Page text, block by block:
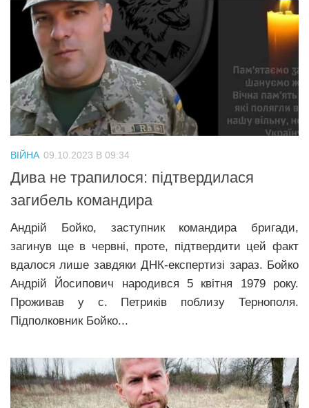
ВІЙНА 09.10.2023 В 09:34
Дива не трапилося: підтвердилася
загибель командира
Андрій Бойко, заступник командира бригади,
загинув ще в червні, проте, підтвердити цей факт
вдалося лише завдяки ДНК-експертизі зараз. Бойко
Андрій Йосипович народився 5 квітня 1979 року.
Проживав у с. Петриків поблизу Тернополя.
Підполковник Бойко...